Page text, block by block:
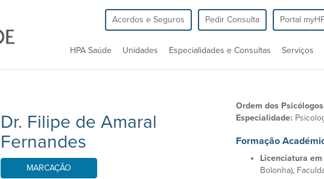
Acordos e Seguros Pedir Consulta Portal
HPA Saúde Unidades Especialidades e Consultas Serviços
Dr. Filipe de Amaral
Fernandes
MARCAÇÃO
Ordem dos
Especialidade:
Formação
Licenciatura
Bolonha),